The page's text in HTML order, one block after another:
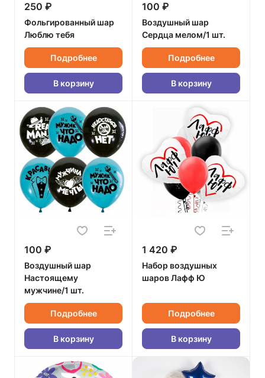
250 ₽
Фольгированный шар
Люблю тебя
Подробнее
В корзину
100 ₽
Воздушный шар
Сердца мелом/1 шт.
Подробнее
В корзину
100 ₽
Воздушный шар
Настоящему
мужчине/1 шт.
Подробнее
В корзину
1 420 ₽
Набор воздушных
шаров Лафф Ю
Подробнее
В корзину